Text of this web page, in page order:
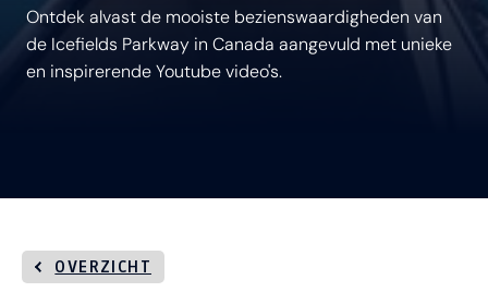
Ontdek alvast de mooiste bezienswaardigheden van
de Icefields Parkway in Canada aangevuld met unieke
en inspirerende Youtube video's.
OVERZICHT